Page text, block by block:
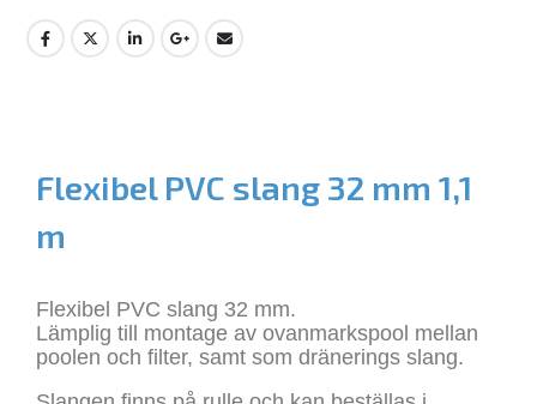
Flexibel PVC slang 32 mm 1,1
m
Flexibel PVC slang 32 mm.
Lämplig till montage av ovanmarkspool mellan
poolen och filter, samt som dränerings slang.